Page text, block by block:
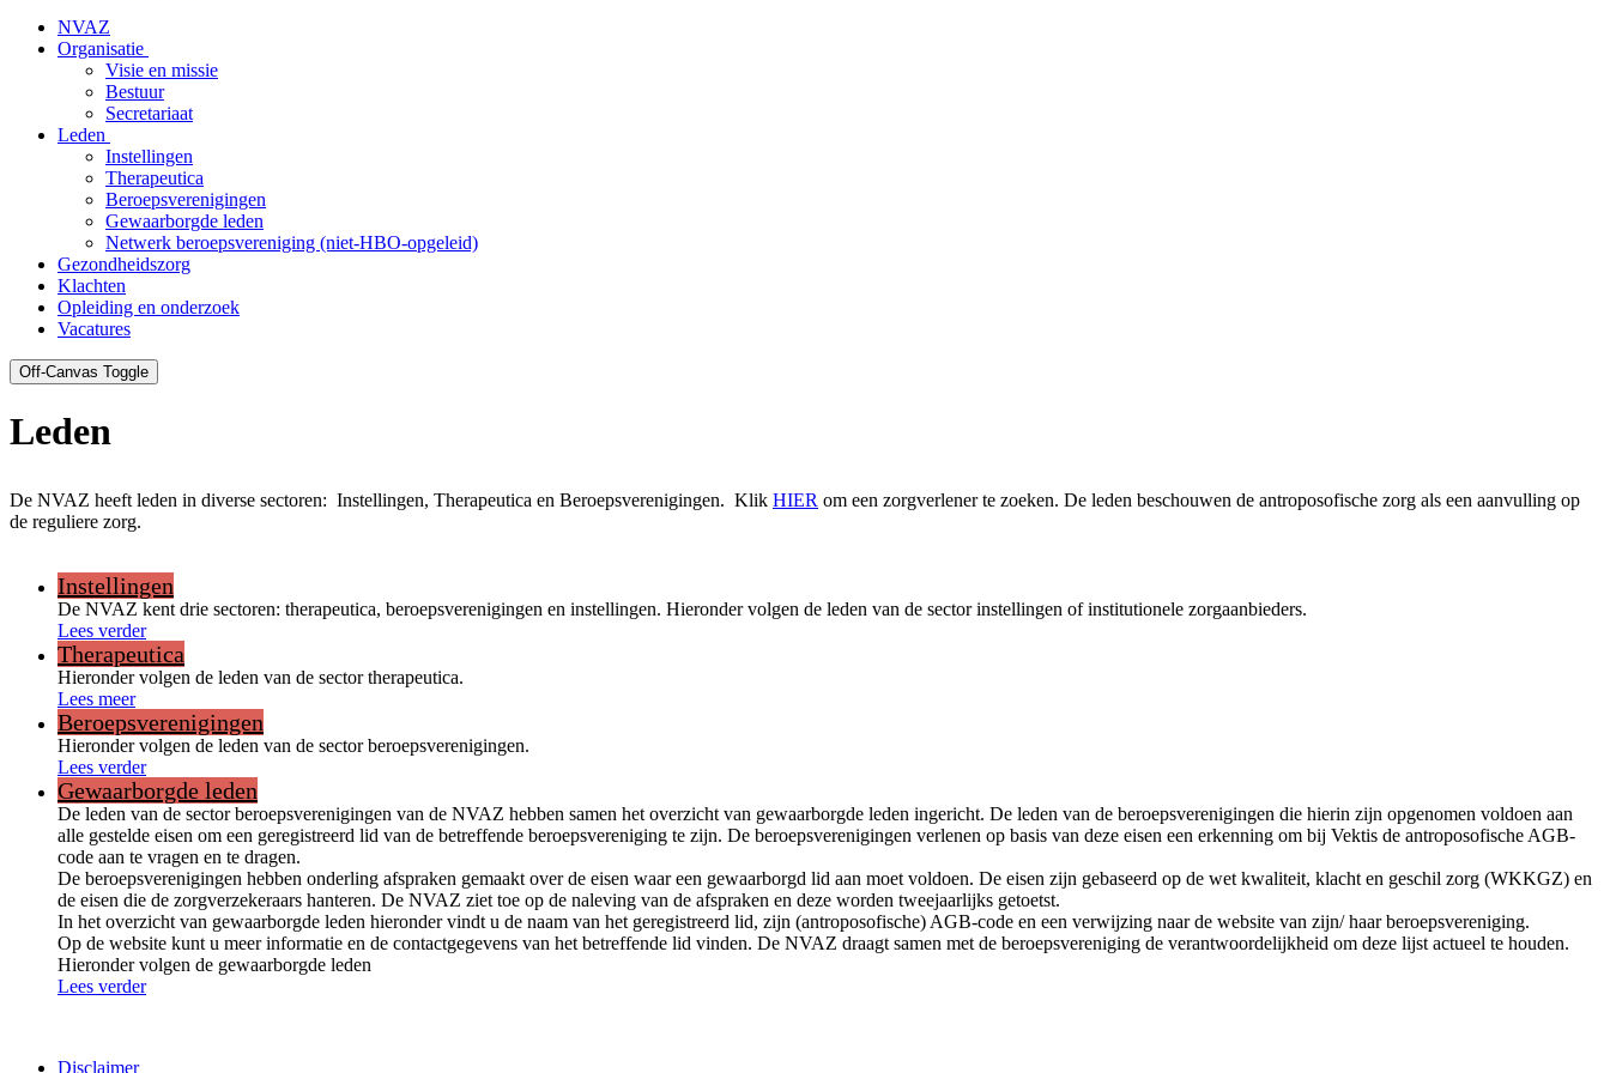
NVAZ
Organisatie
Visie en missie
Bestuur
Secretariaat
Leden
Instellingen
Therapeutica
Beroepsverenigingen
Gewaarborgde leden
Netwerk beroepsvereniging (niet-HBO-opgeleid)
Gezondheidszorg
Klachten
Opleiding en onderzoek
Vacatures
Off-Canvas Toggle
Leden
De NVAZ heeft leden in diverse sectoren: Instellingen, Therapeutica en Beroepsverenigingen. Klik HIER om een zorgverlener te zoeken. De leden beschouwen de antroposofische zorg als een aanvulling op
de reguliere zorg.
Instellingen
De NVAZ kent drie sectoren: therapeutica, beroepsverenigingen en instellingen. Hieronder volgen de leden van de sector instellingen of institutionele zorgaanbieders.
Lees verder
Therapeutica
Hieronder volgen de leden van de sector therapeutica.
Lees meer
Beroepsverenigingen
Hieronder volgen de leden van de sector beroepsverenigingen.
Lees verder
Gewaarborgde leden
De leden van de sector beroepsverenigingen van de NVAZ hebben samen het overzicht van gewaarborgde leden ingericht. De leden van de beroepsverenigingen die hierin zijn opgenomen voldoen aan
alle gestelde eisen om een geregistreerd lid van de betreffende beroepsvereniging te zijn. De beroepsverenigingen verlenen op basis van deze eisen een erkenning om bij Vektis de antroposofische AGB-
code aan te vragen en te dragen.
De beroepsverenigingen hebben onderling afspraken gemaakt over de eisen waar een gewaarborgd lid aan moet voldoen. De eisen zijn gebaseerd op de wet kwaliteit, klacht en geschil zorg (WKKGZ) en
de eisen die de zorgverzekeraars hanteren. De NVAZ ziet toe op de naleving van de afspraken en deze worden tweejaarlijks getoetst.
In het overzicht van gewaarborgde leden hieronder vindt u de naam van het geregistreerd lid, zijn (antroposofische) AGB-code en een verwijzing naar de website van zijn/ haar beroepsvereniging.
Op de website kunt u meer informatie en de contactgegevens van het betreffende lid vinden. De NVAZ draagt samen met de beroepsvereniging de verantwoordelijkheid om deze lijst actueel te houden.
Hieronder volgen de gewaarborgde leden
Lees verder
Disclaimer